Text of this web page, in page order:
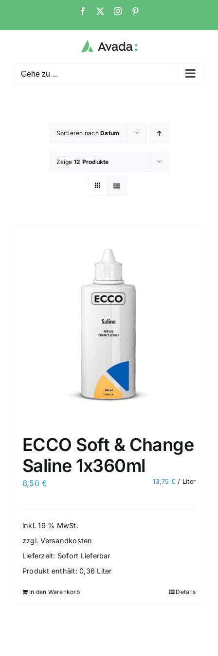
springen
Facebook Instagram
Gehe zu ...
Sortieren nachDatum
Zeige 12 Produkte
ECCO Soft & Change
Saline 1x360ml
6,50€ 13,75 € / Liter
inkl. 19 % MwSt.
zzgl.Versandkosten
Lieferzeit: Sofort Lieferbar
Produkt enthält: 0,36 Liter
In den Warenkorb Details